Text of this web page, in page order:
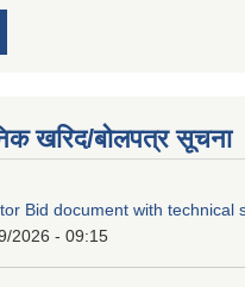
खरिद/बोलपत्र सूचना
Bid document with technical
2026 - 09:15